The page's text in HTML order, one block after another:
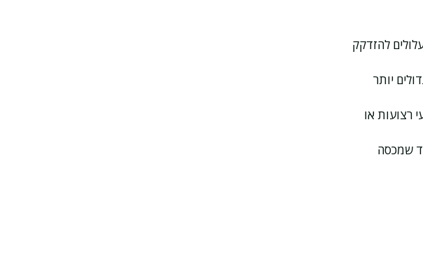
להזדקק
יותר
רצועות או
שמכסה